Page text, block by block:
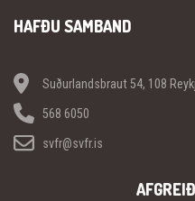
HAFÐU SAMBAND
Suðurlandsbraut 54, 108
568 6050
svfr@svfr.is